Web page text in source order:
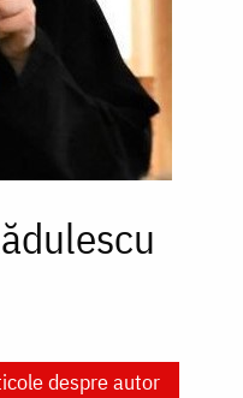
despre autor